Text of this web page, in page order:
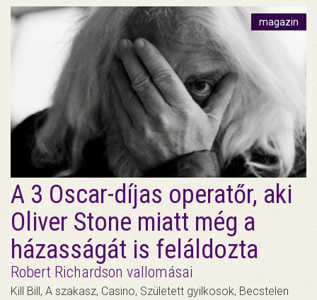
magazin
A 3 Oscar-díjas operatőr, aki
Oliver Stone miatt még a
házasságát is feláldozta
Robert Richardson vallomásai
Kill Bill, A szakasz, Casino, Született gyilkosok, Becstelen